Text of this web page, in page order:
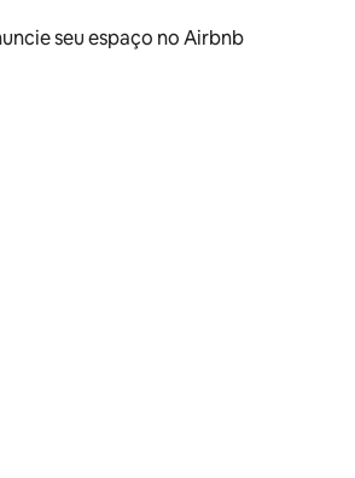
seu espaço no Airbnb